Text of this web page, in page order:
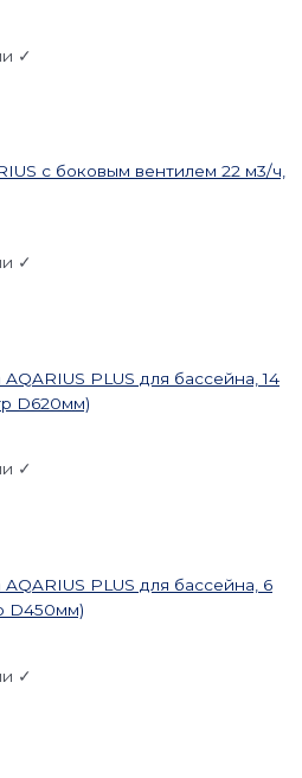
✓
с боковым вентилем 22 м3/ч,
✓
PLUS для бассейна, 14
D620мм)
✓
PLUS для бассейна, 6
D450мм)
✓